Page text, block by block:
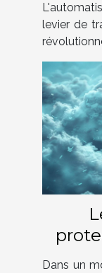
levier de
Dans un